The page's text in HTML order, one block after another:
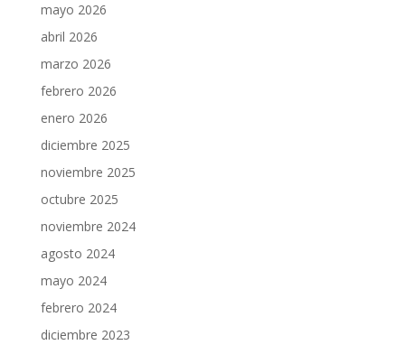
mayo 2026
abril 2026
marzo 2026
febrero 2026
enero 2026
diciembre 2025
noviembre 2025
octubre 2025
noviembre 2024
agosto 2024
mayo 2024
febrero 2024
diciembre 2023